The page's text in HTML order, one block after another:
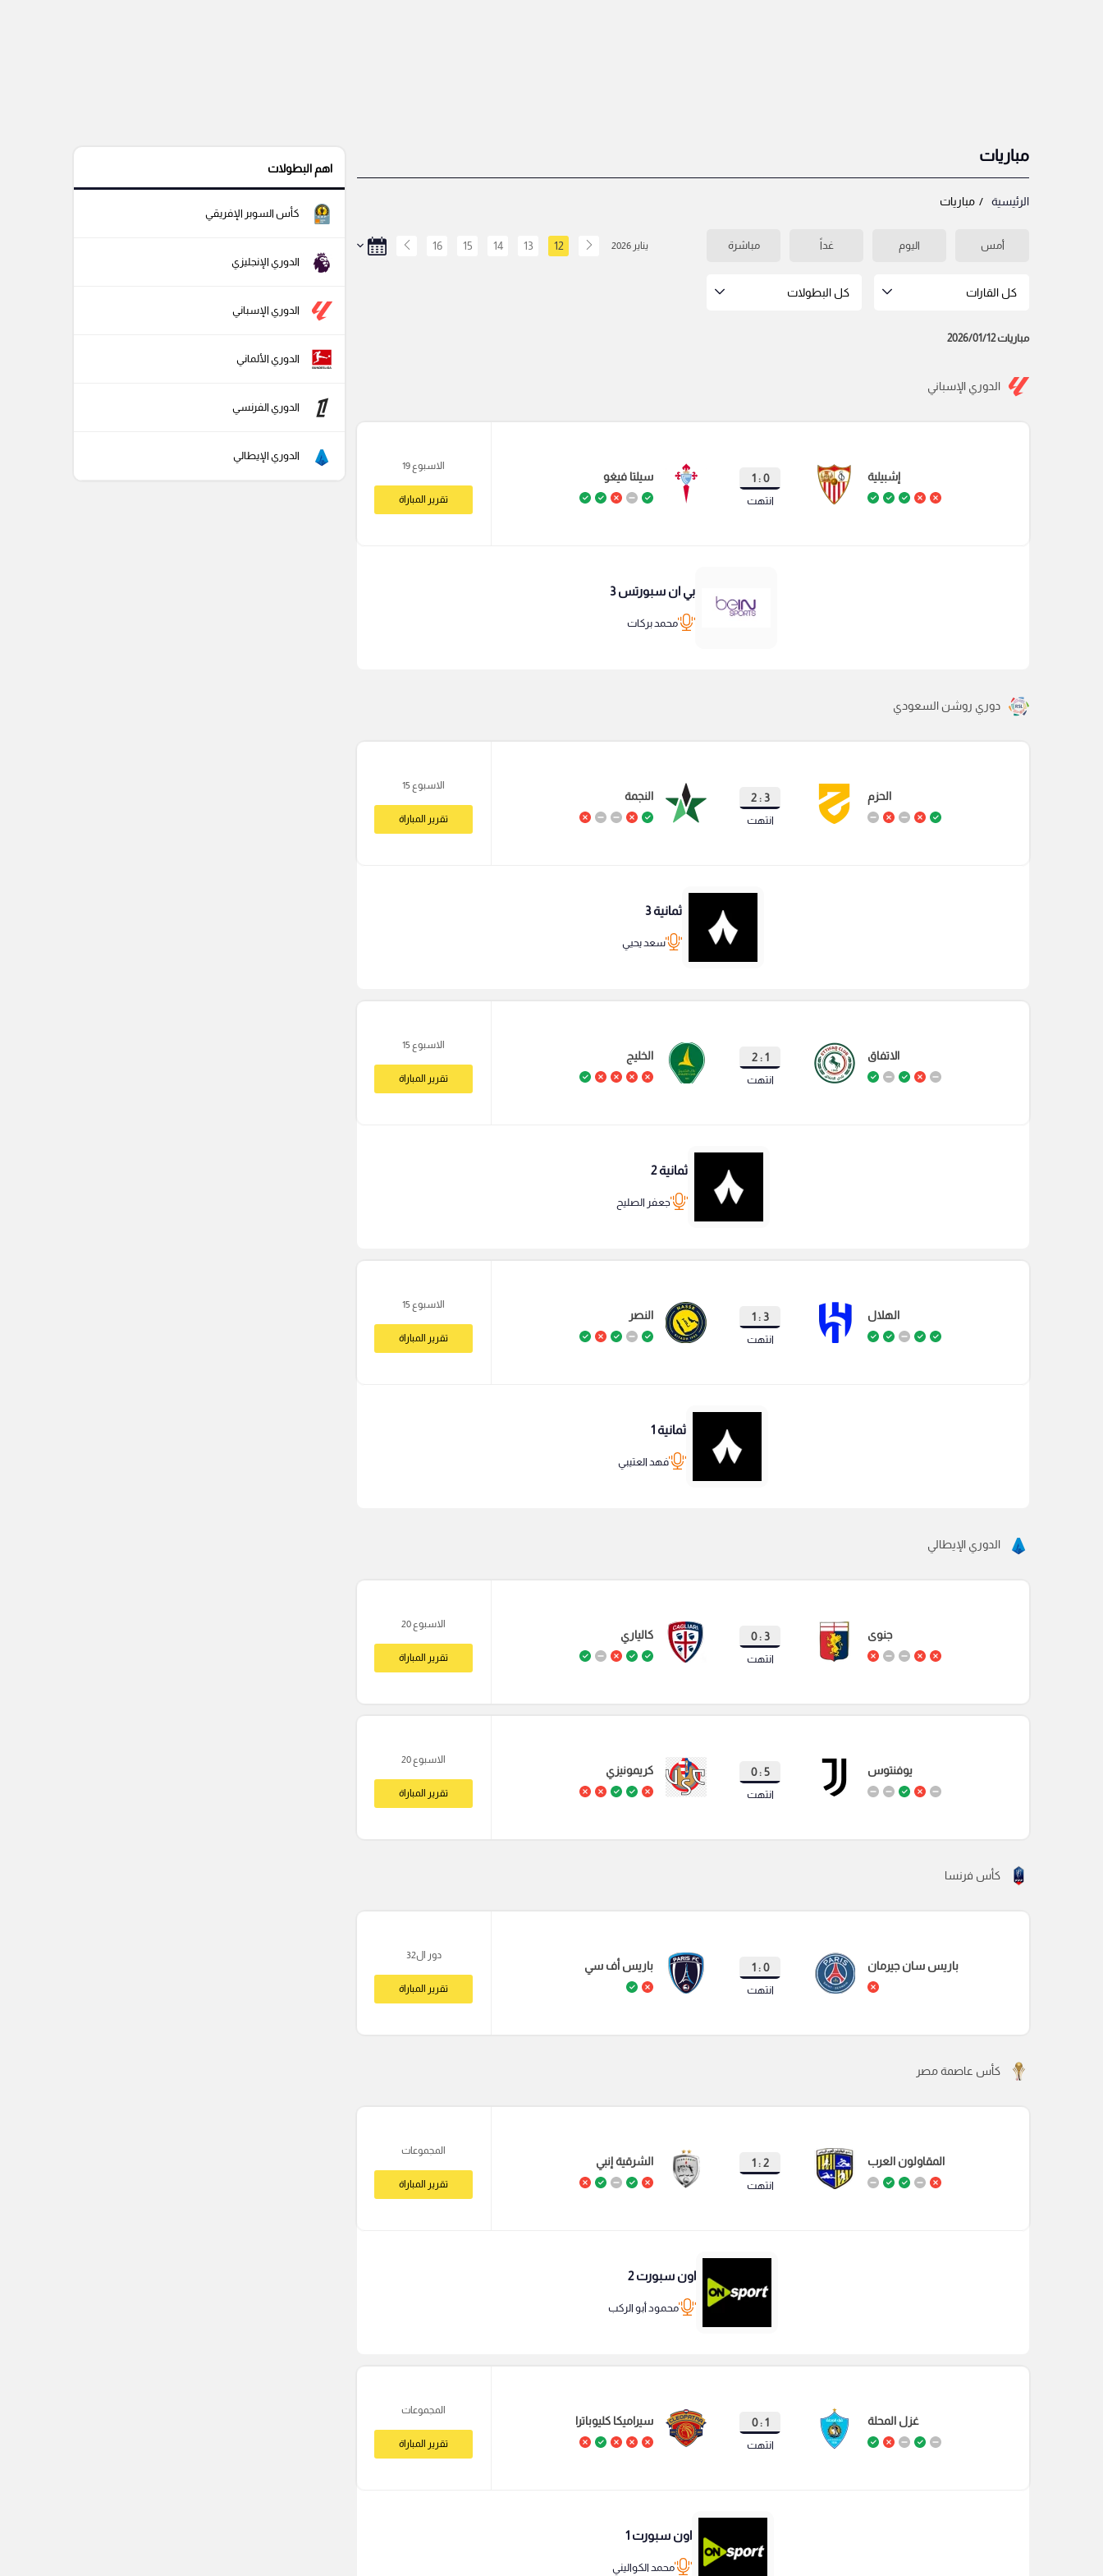
مباريات
الرئيسية مباريات
أمس اليوم غداً مباشرة يناير 2026 12
13
14
15
16
كل القارات كل البطولات
مباريات 2026/01/12
الدوري الإسباني
إشبيلية 0 : 1
انتهت
سيلتا فيغو
الاسبوع 19
تقرير المباراة
بي ان سبورتس 3
محمد بركات
دوري روشن السعودي
الحزم 3 : 2
انتهت
النجمة
الاسبوع 15
تقرير المباراة
ثمانية 3
سعد يحيي
الاتفاق 1 : 2
انتهت
الخليج
الاسبوع 15
تقرير المباراة
ثمانية 2
جعفر الصليح
الهلال 3 : 1
انتهت
النصر
الاسبوع 15
تقرير المباراة
ثمانية 1
فهد العتيبي
الدوري الإيطالي
جنوى 3 : 0
انتهت
كالياري
الاسبوع 20
تقرير المباراة
يوفنتوس 5 : 0
انتهت
كريمونيزي
الاسبوع 20
تقرير المباراة
كأس فرنسا
باريس سان جيرمان 0 : 1
انتهت
باريس أف سي
دور ال32
تقرير المباراة
كأس عاصمة مصر
المقاولون العرب 2 : 1
انتهت
الشرقية إنبي
المجموعات
تقرير المباراة
اون سبورت 2
محمود أبو الركب
غزل المحلة 1 : 0
انتهت
سيراميكا كليوباترا
المجموعات
تقرير المباراة
اون سبورت 1
محمد الكواليني
اهم البطولات
كأس السوبر الإفريقي
الدوري الإنجليزي
الدوري الإسباني
الدوري الألماني
الدوري الفرنسي
الدوري الإيطالي